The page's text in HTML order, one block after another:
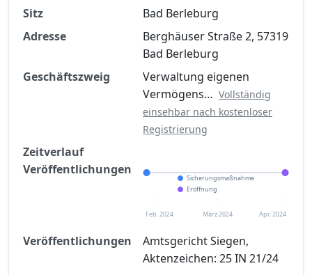
Finanzkennzahlen nach kostenloser
Registrierung verfügbar
Jetzt kostenlos registrieren
Sitz
Bad Berleburg
Adresse
Berghäuser Straße 2, 57319
Bad Berleburg
Geschäftszweig
Verwaltung eigenen
Vermögens… Vollständig
einsehbar nach kostenloser
Registrierung
Zeitverlauf
Veröffentlichungen
Sicherungsmaßnahme
Eröffnung
Feb. 2024 März 2024 Apr. 2024
Veröffentlichungen
Amtsgericht Siegen,
Aktenzeichen: 25 IN 21/24